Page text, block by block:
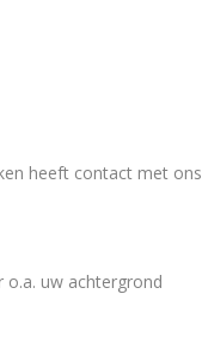
heeft contact met ons
o.a. uw achtergrond